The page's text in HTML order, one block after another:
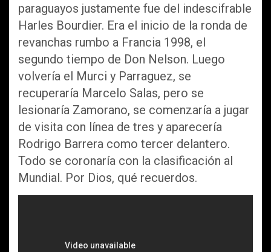
paraguayos justamente fue del indescifrable
Harles Bourdier. Era el inicio de la ronda de
revanchas rumbo a Francia 1998, el
segundo tiempo de Don Nelson. Luego
volvería el Murci y Parraguez, se
recuperaría Marcelo Salas, pero se
lesionaría Zamorano, se comenzaría a jugar
de visita con línea de tres y aparecería
Rodrigo Barrera como tercer delantero.
Todo se coronaría con la clasificación al
Mundial. Por Dios, qué recuerdos.